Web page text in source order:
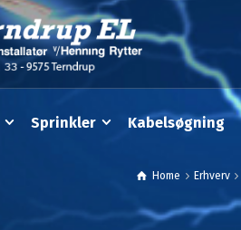
Sprinkler Kabelsøgning
Home Erhverv